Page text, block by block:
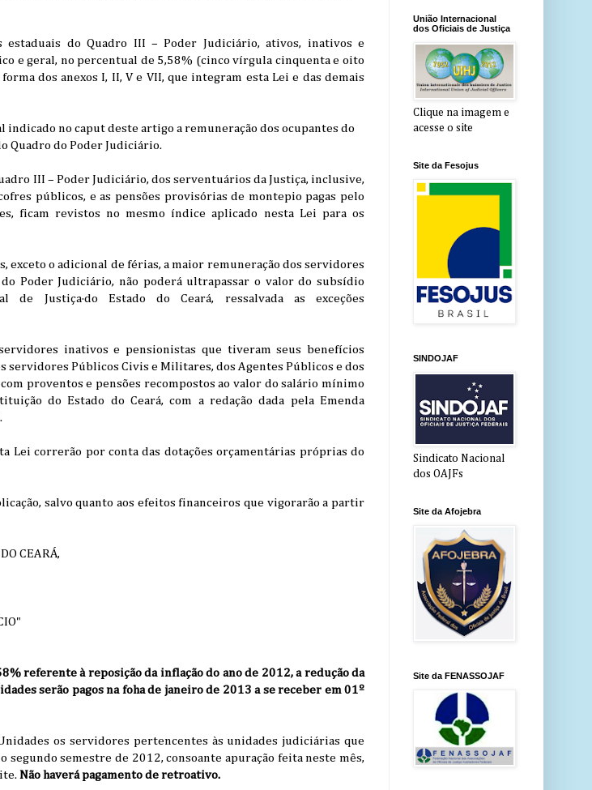
do Quadro III – Poder Judiciário, ativos, inativos e
e geral, no percentual de 5,58% (cinco vírgula cinquenta e oito
dos anexos I, II, V e VII, que integram esta Lei e das demais
no caput deste artigo a remuneração dos ocupantes do
Quadro do Poder Judiciário.
III – Poder Judiciário, dos serventuários da Justiça, inclusive,
públicos, e as pensões provisórias de montepio pagas pelo
ficam revistos no mesmo índice aplicado nesta Lei para os
exceto o adicional de férias, a maior remuneração dos servidores
Poder Judiciário, não poderá ultrapassar o valor do subsídio
Justiça·do Estado do Ceará, ressalvada as exceções
inativos e pensionistas que tiveram seus benefícios
servidores Públicos Civis e Militares, dos Agentes Públicos e dos
com proventos e pensões recompostos ao valor do salário mínimo
do Estado do Ceará, com a redação dada pela Emenda
Lei correrão por conta das dotações orçamentárias próprias do
salvo quanto aos efeitos financeiros que vigorarão a partir
CEARÁ,
referente à reposição da inflação do ano de 2012, a redução da
serão pagos na foha de janeiro de 2013 a se receber em 01º
os servidores pertencentes às unidades judiciárias que
semestre de 2012, consoante apuração feita neste mês,
Não haverá pagamento de retroativo.
União Internacional
dos Oficiais de Justiça
Clique na imagem e
acesse o site
Site da Fesojus
SINDOJAF
Sindicato Nacional
dos OAJFs
Site da Afojebra
Site da FENASSOJAF